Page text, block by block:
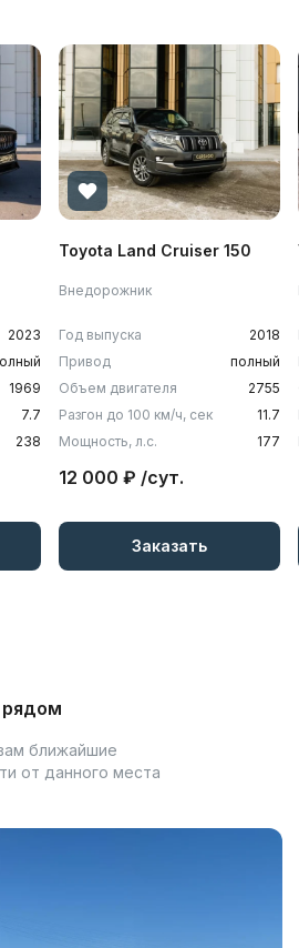
2023
1969
7.7
238
Toyota Land Cruiser 150
Внедорожник
Год выпуска
2018
Привод
полный
Объем двигателя
2755
Разгон до 100 км/ч, сек
11.7
Мощность, л.с.
177
12 000 ₽ /сут.
Заказать
ближайшие
от данного места